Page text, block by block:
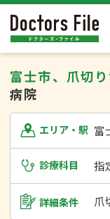
富士市、爪切
病院
エリア・駅 富
診療科目 指
詳細条件 爪